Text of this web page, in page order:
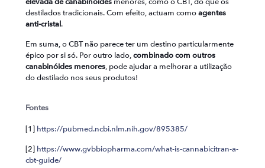
destilados tradicionais. Com efeito, actuam comoagentes
anti-cristal.
Em suma, o CBT não parece ter um destino particularmente
épico por si só. Por outro lado,combinado com outros
canabinóides menores, pode ajudar a melhorar a utilização
do destilado nos seus produtos!
Fontes
[1] https://pubmed.ncbi.nlm.nih.gov/895385/
[2] https://www.gvbbiopharma.com/what-is-cannabicitran-a-
cbt-guide/